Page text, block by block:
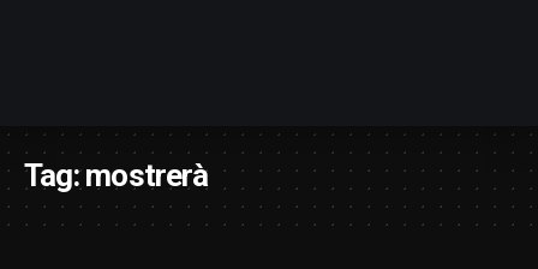
Tag:mostrerà